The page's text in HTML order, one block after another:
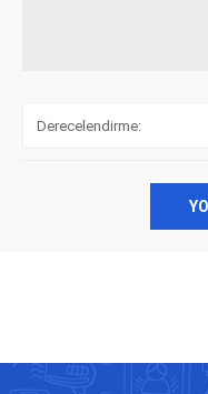
Derecelendirme: